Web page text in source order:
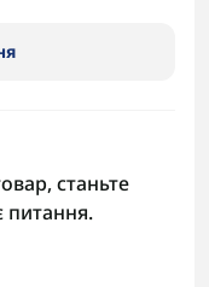
станьте
питання.